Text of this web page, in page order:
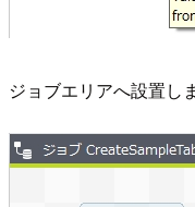
ジョブエリアへ設置し